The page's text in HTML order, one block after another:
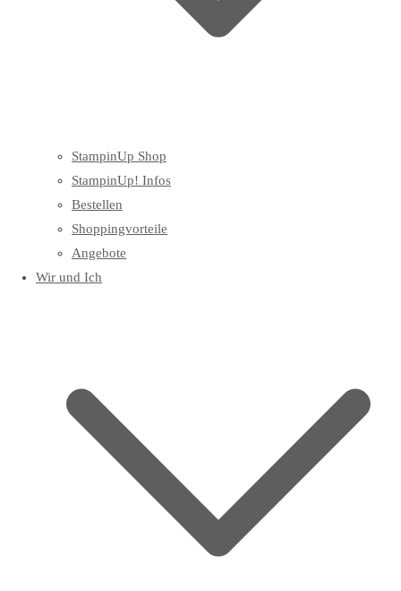
StampinUp Shop
StampinUp! Infos
Bestellen
Shoppingvorteile
Angebote
Wir und Ich